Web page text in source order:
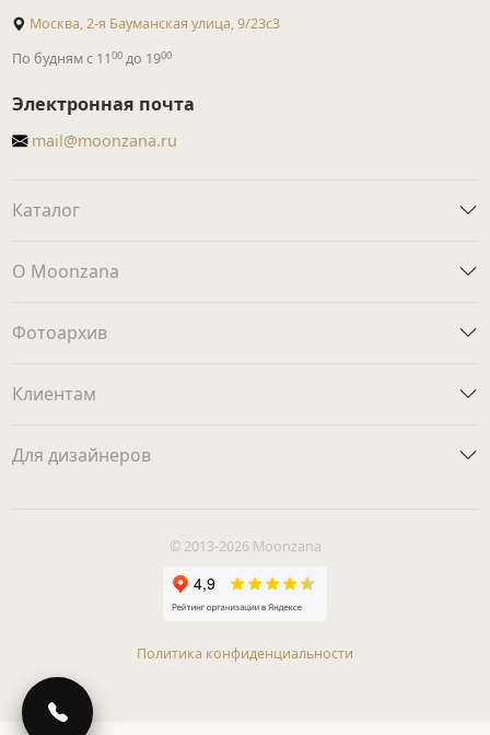
Москва, 2-я Бауманская улица, 9/23с3
По будням с 1100до 1900
Электронная почта
mail@moonzana.ru
Каталог
О Moonzana
Фотоархив
Клиентам
Для дизайнеров
© 2013-2026 Moonzana
Политика конфиденциальности